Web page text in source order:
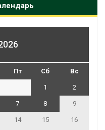
Пт Сб Вс
1 2
7 8 9
14 15 16